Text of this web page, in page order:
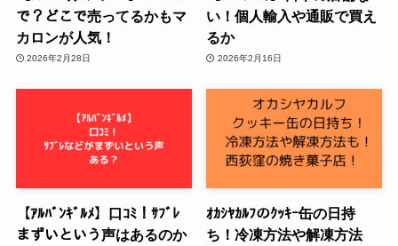
で？どこで売ってるかもマ
カロンが人気！
2026年2月28日
い！個人輸入や通販で買え
るか
2026年2月16日
【ｱﾙﾊﾞﾝｷﾞﾙﾒ】口ｺﾐ！ｻﾌﾞﾚ
まずいという声はあるのか
ｵｶｼﾔｶﾙﾌのｸｯｷｰ缶の日持
ち！冷凍方法や解凍方法